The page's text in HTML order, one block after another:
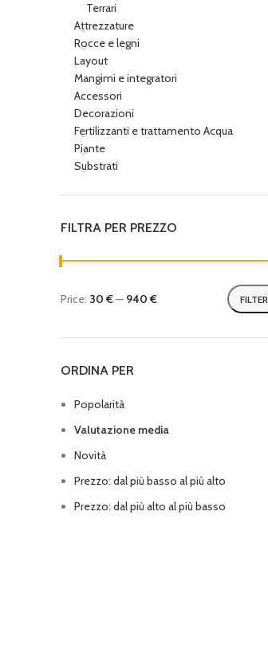
Terrari
Attrezzature
Rocce e legni
Layout
Mangimi e integratori
Accessori
Decorazioni
Fertilizzanti e trattamento Acqua
Piante
Substrati
FILTRA PER PREZZO
FILTER
Price: 30 €— 940 €
ORDINA PER
Popolarità
Valutazione media
Novità
Prezzo: dal più basso al più alto
Prezzo: dal più alto al più basso